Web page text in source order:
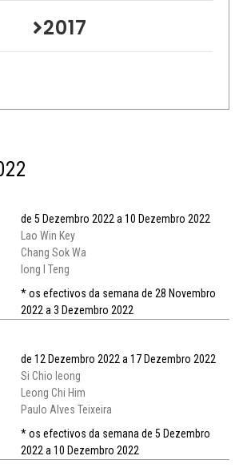
2017
de 5 Dezembro 2022 a 10 Dezembro 2022
Lao Win Key
Chang Sok Wa
Iong I Teng
* os efectivos da semana de 28 Novembro
2022 a 3 Dezembro 2022
de 12 Dezembro 2022 a 17 Dezembro 2022
Si Chio Ieong
Leong Chi Him
Paulo Alves Teixeira
* os efectivos da semana de 5 Dezembro
2022 a 10 Dezembro 2022